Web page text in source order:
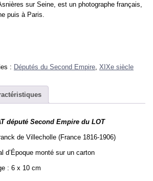
sur Seine, est un photographe français,
puis à Paris.
: Députés du Second Empire, XIXe siècle
député Second Empire du LOT
de Villecholle (France 1816-1906)
d’Époque monté sur un carton
: 6 x 10 cm